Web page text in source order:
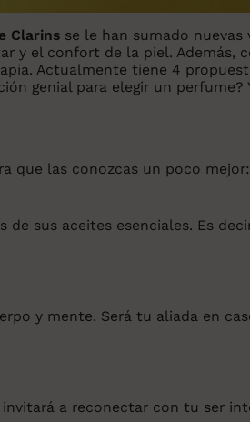
Clarins se le han sumado nuevas
y el confort de la piel. Además,
Actualmente tiene 4
genial para elegir un perfume?
que las conozcas un poco mejor:
sus aceites esenciales. Es
y mente. Será tu aliada en
a reconectar con tu ser